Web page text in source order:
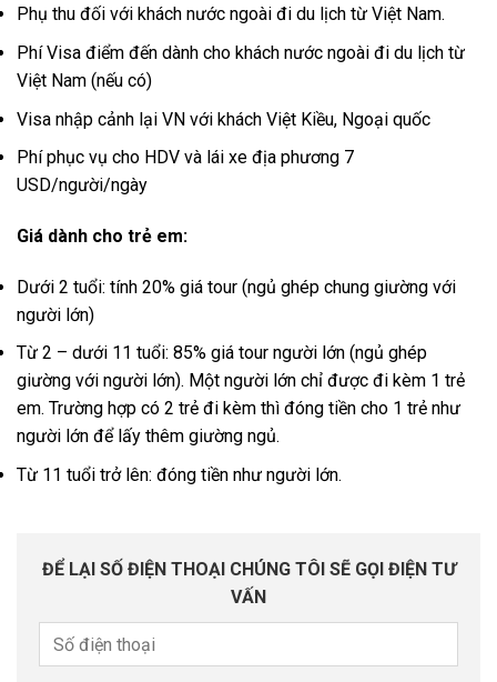
Phụ thu đối với khách nước ngoài đi du lịch từ Việt Nam.
Phí Visa điểm đến dành cho khách nước ngoài đi du lịch từ
Việt Nam (nếu có)
Visa nhập cảnh lại VN với khách Việt Kiều, Ngoại quốc
Phí phục vụ cho HDV và lái xe địa phương 7
USD/người/ngày
Giá dành cho trẻ em:
Dưới 2 tuổi: tính 20% giá tour (ngủ ghép chung giường với
người lớn)
Từ 2 – dưới 11 tuổi: 85% giá tour người lớn (ngủ ghép
giường với người lớn). Một người lớn chỉ được đi kèm 1 trẻ
em. Trường hợp có 2 trẻ đi kèm thì đóng tiền cho 1 trẻ như
người lớn để lấy thêm giường ngủ.
Từ 11 tuổi trở lên: đóng tiền như người lớn.
ĐỂ LẠI SỐ ĐIỆN THOẠI CHÚNG TÔI SẼ GỌI ĐIỆN TƯ
VẤN